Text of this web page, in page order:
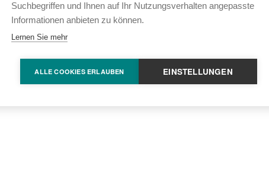
Suchbegriffen und Ihnen auf Ihr Nutzungsverhalten angepasste
Informationen anbieten zu können.
Lernen Sie mehr
ALLE COOKIES ERLAUBEN EINSTELLUNGEN